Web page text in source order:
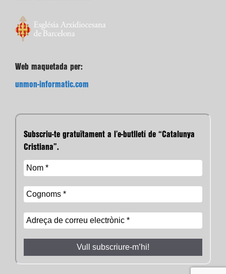
Web maquetada per:
unmon-informatic.com
Subscriu-te gratuïtament a l’e-butlletí de “Catalunya
Cristiana”.